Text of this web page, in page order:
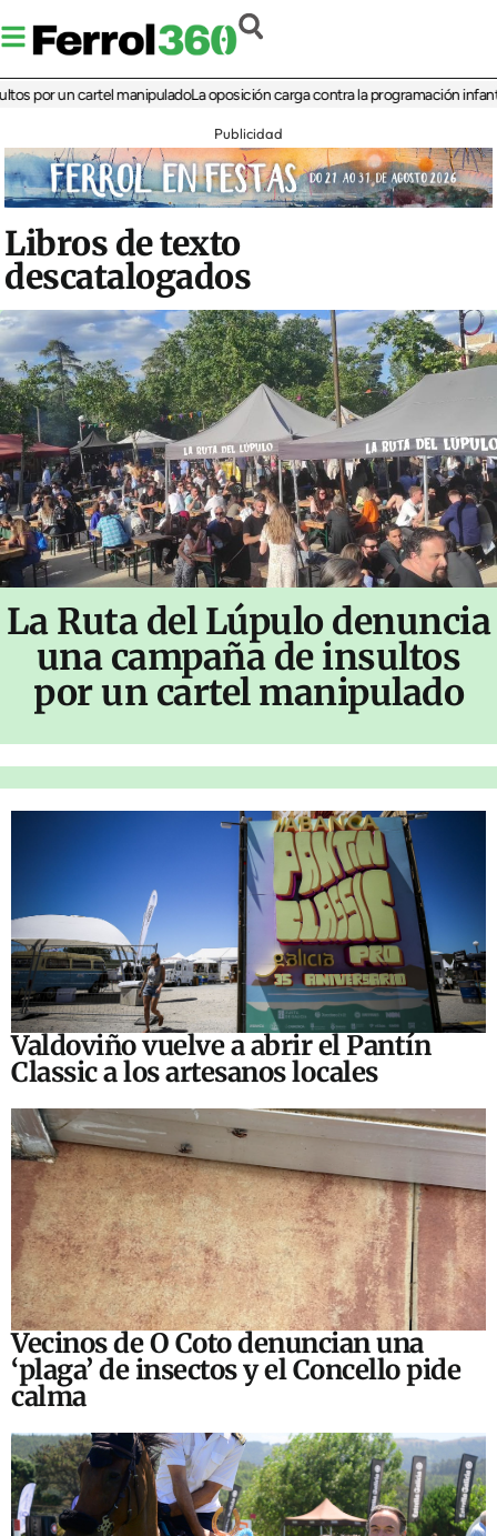
un cartel manipuladoLa oposición carga contra la programación infantil de la
Publicidad
Libros de texto
descatalogados
La Ruta del Lúpulo denuncia
una campaña de insultos
por un cartel manipulado
Valdoviño vuelve a abrir el Pantín
Classic a los artesanos locales
Vecinos de O Coto denuncian una
‘plaga’ de insectos y el Concello pide
calma